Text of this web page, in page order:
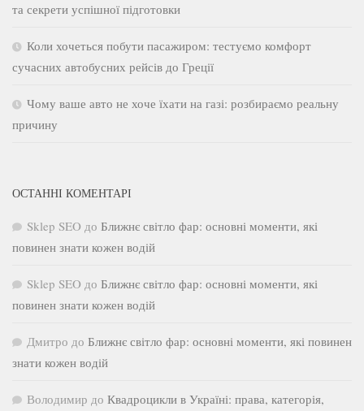
та секрети успішної підготовки
Коли хочеться побути пасажиром: тестуємо комфорт
сучасних автобусних рейсів до Греції
Чому ваше авто не хоче їхати на газі: розбираємо реальну
причину
ОСТАННІ КОМЕНТАРІ
Sklep SEO до Ближнє світло фар: основні моменти, які
повинен знати кожен водій
Sklep SEO до Ближнє світло фар: основні моменти, які
повинен знати кожен водій
Дмитро до Ближнє світло фар: основні моменти, які повинен
знати кожен водій
Володимир до Квадроцикли в Україні: права, категорія,